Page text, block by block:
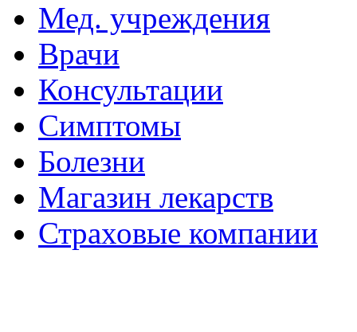
Мед. учреждения
Врачи
Консультации
Симптомы
Болезни
Магазин лекарств
Страховые компании